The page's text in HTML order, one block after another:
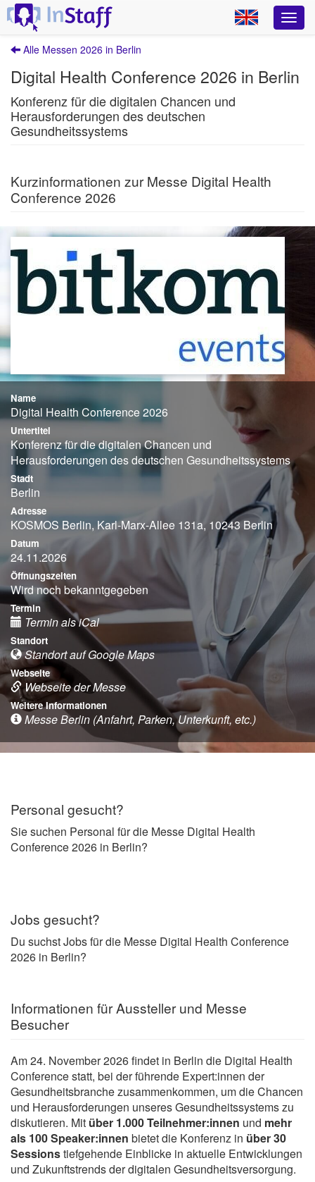
Alle Messen 2026 in Berlin
Digital Health Conference 2026 in Berlin
Konferenz für die digitalen Chancen und
Herausforderungen des deutschen
Gesundheitssystems
Kurzinformationen zur Messe Digital Health
Conference 2026
Name
Digital Health Conference 2026
Untertitel
Konferenz für die digitalen Chancen und
Herausforderungen des deutschen Gesundheitssystems
Stadt
Berlin
Adresse
KOSMOS Berlin, Karl-Marx-Allee 131a, 10243 Berlin
Datum
24.11.2026
Öffnungszeiten
Wird noch bekanntgegeben
Termin
Termin als iCal
Standort
Standort auf Google Maps
Webseite
Webseite der Messe
Weitere Informationen
Messe Berlin (Anfahrt, Parken, Unterkunft, etc.)
Personal gesucht?
Sie suchen Personal für die Messe Digital Health
Conference 2026 in Berlin?
Jobs gesucht?
Du suchst Jobs für die Messe Digital Health Conference
2026 in Berlin?
Informationen für Aussteller und Messe
Besucher
Am 24. November 2026 findet in Berlin die Digital Health
Conference statt, bei der führende Expert:innen der
Gesundheitsbranche zusammenkommen, um die Chancen
und Herausforderungen unseres Gesundheitssystems zu
diskutieren. Mit über 1.000 Teilnehmer:innen und mehr
als 100 Speaker:innen bietet die Konferenz in über 30
Sessionstiefgehende Einblicke in aktuelle Entwicklungen
und Zukunftstrends der digitalen Gesundheitsversorgung.